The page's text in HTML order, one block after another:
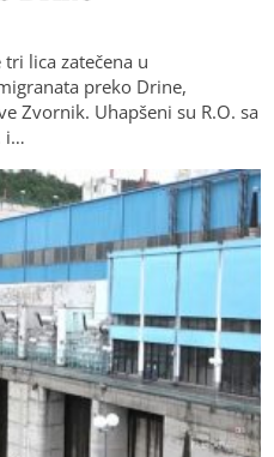
lica zatečena u
preko Drine,
Zvornik. Uhapšeni su R.O. sa
i…